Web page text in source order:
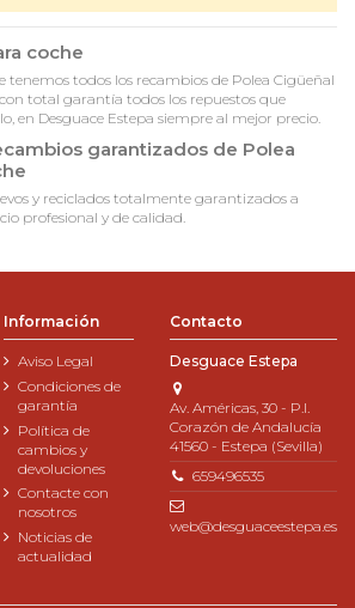
coche
tenemos todos los recambios de Polea Cigüeñal
total garantía todos los repuestos que
en Desguace Estepa siempre al mejor precio.
garantizados de Polea
y reciclados totalmente garantizados a
profesional y de calidad.
Información
Aviso Legal
Condiciones de
garantía
Política de
cambios y
devoluciones
Contacte con
nosotros
Noticias de
actualidad
Contacto
Desguace Estepa
Av. Américas, 30 - P.I.
Corazón de Andalucía
41560 - Estepa (Sevilla)
659496535
web@desguaceestepa.es